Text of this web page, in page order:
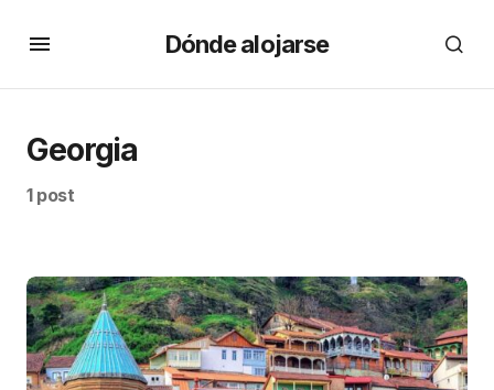
Dónde alojarse
Georgia
1 post